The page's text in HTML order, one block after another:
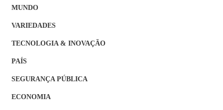
MUNDO
VARIEDADES
TECNOLOGIA & INOVAÇÃO
PAÍS
SEGURANÇA PÚBLICA
ECONOMIA